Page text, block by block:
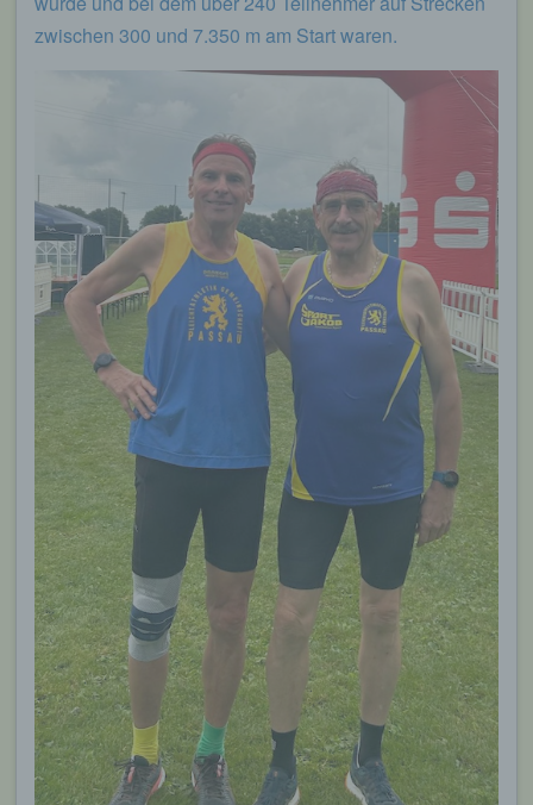
zwischen 300 und 7.350 m am Start waren.